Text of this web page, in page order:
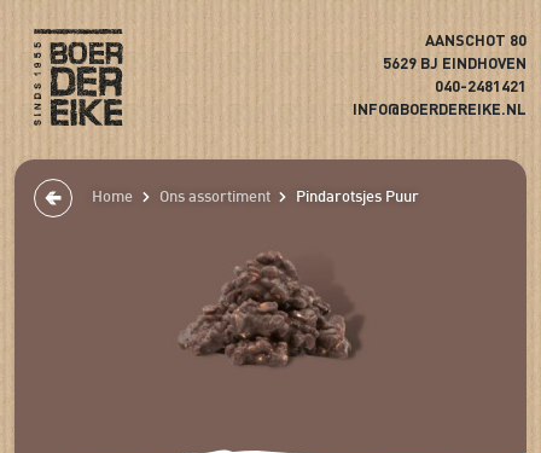
AANSCHOT 80
5629 BJ EINDHOVEN
040-2481421
INFO@BOERDEREIKE.NL
Home Ons assortiment Pindarotsjes Puur